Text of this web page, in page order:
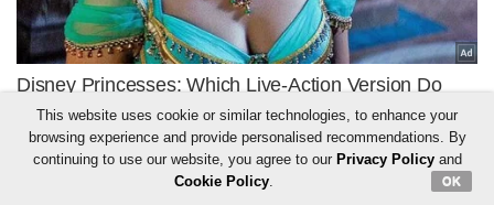
This website uses cookie or similar technologies, to enhance your
browsing experience and provide personalised recommendations. By
continuing to use our website, you agree to our Privacy Policyand
Cookie Policy. OK